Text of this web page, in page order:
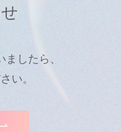
したら、
い。